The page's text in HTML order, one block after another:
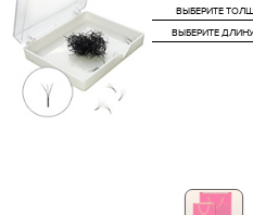
ВЫБЕРИТЕ
ВЫБЕРИТЕ